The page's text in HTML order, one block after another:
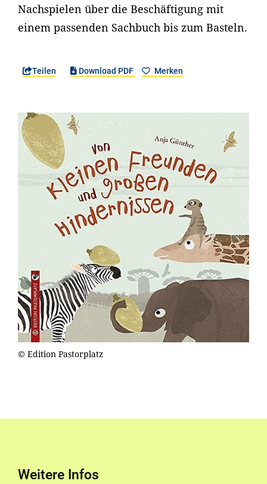
Nachspielen über die Beschäftigung mit
einem passenden Sachbuch bis zum Basteln.
Teilen Download PDF Merken
© Edition Pastorplatz
Weitere Infos